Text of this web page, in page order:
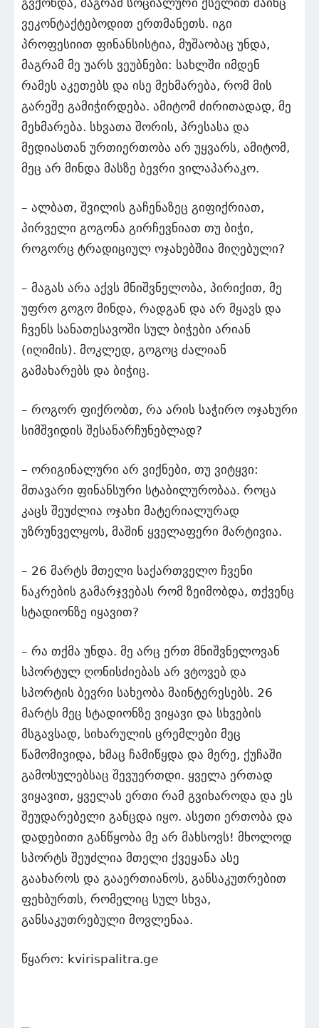
გვქონდა, მაგრამ სოციალური ქსელით მაინც
ვეკონტაქტებოდით ერთმანეთს. იგი
პროფესიით ფინანსისტია, მუშაობაც უნდა,
მაგრამ მე უარს ვეუბნები: სახლში იმდენ
რამეს აკეთებს და ისე მეხმარება, რომ მის
გარეშე გამიჭირდება. ამიტომ ძირითადად, მე
მეხმარება. სხვათა შორის, პრესასა და
მედიასთან ურთიერთობა არ უყვარს, ამიტომ,
მეც არ მინდა მასზე ბევრი ვილაპარაკო.
– ალბათ, შვილის გაჩენაზეც გიფიქრიათ,
პირველი გოგონა გირჩევნიათ თუ ბიჭი,
როგორც ტრადიციულ ოჯახებშია მიღებული?
– მაგას არა აქვს მნიშვნელობა, პირიქით, მე
უფრო გოგო მინდა, რადგან და არ მყავს და
ჩვენს სანათესავოში სულ ბიჭები არიან
(იღიმის). მოკლედ, გოგოც ძალიან
გამახარებს და ბიჭიც.
– როგორ ფიქრობთ, რა არის საჭირო ოჯახური
სიმშვიდის შესანარჩუნებლად?
– ორიგინალური არ ვიქნები, თუ ვიტყვი:
მთავარი ფინანსური სტაბილურობაა. როცა
კაცს შეუძლია ოჯახი მატერიალურად
უზრუნველყოს, მაშინ ყველაფერი მარტივია.
– 26 მარტს მთელი საქართველო ჩვენი
ნაკრების გამარჯვებას რომ ზეიმობდა, თქვენც
სტადიონზე იყავით?
– რა თქმა უნდა. მე არც ერთ მნიშვნელოვან
სპორტულ ღონისძიებას არ ვტოვებ და
სპორტის ბევრი სახეობა მაინტერესებს. 26
მარტს მეც სტადიონზე ვიყავი და სხვების
მსგავსად, სიხარულის ცრემლები მეც
წამომივიდა, ხმაც ჩამიწყდა და მერე, ქუჩაში
გამოსულებსაც შევუერთდი. ყველა ერთად
ვიყავით, ყველას ერთი რამ გვიხაროდა და ეს
შეუდარებელი განცდა იყო. ასეთი ერთობა და
დადებითი განწყობა მე არ მახსოვს! მხოლოდ
სპორტს შეუძლია მთელი ქვეყანა ასე
გაახაროს და გააერთიანოს, განსაკუთრებით
ფეხბურთს, რომელიც სულ სხვა,
განსაკუთრებული მოვლენაა.
წყარო: kvirispalitra.ge